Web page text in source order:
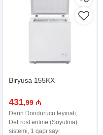
Biryusa 155KX
431,99 ₼
Dərin Dondurucu təyinatı,
DeFrost əritmə (Soyutma)
sistemi, 1 qapı sayı